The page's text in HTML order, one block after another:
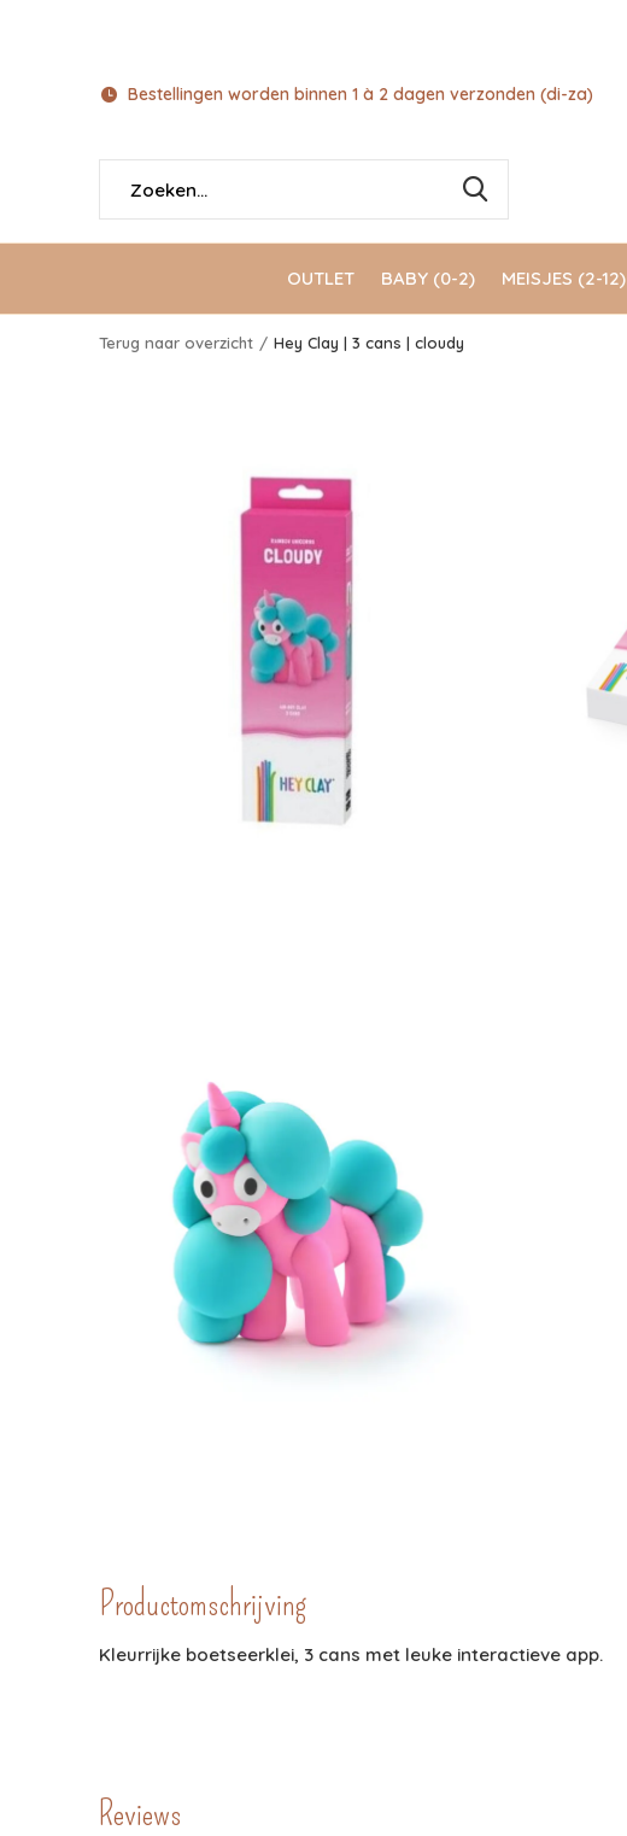
OUTLET BABY (0-2) MEISJES (2-12)
Bestellingen worden binnen 1 à 2 dagen verzonden (di-za)
Terug naar overzicht Hey Clay | 3 cans | cloudy
Productomschrijving
Kleurrijke boetseerklei, 3 cans met leuke interactieve app.
Reviews